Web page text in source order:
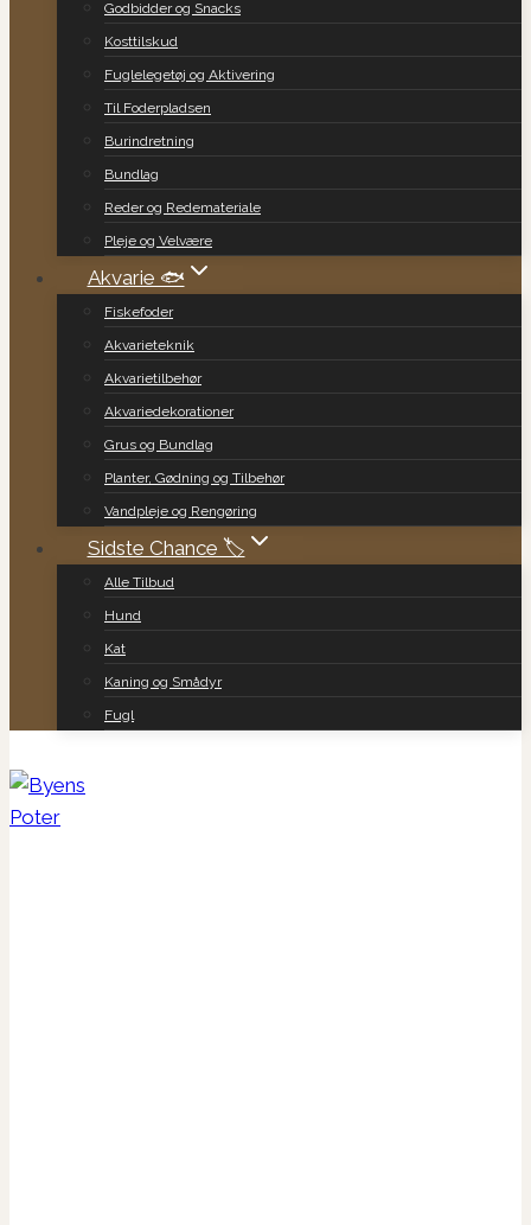
Godbidder og Snacks
Kosttilskud
Fuglelegetøj og Aktivering
Til Foderpladsen
Burindretning
Bundlag
Reder og Redemateriale
Pleje og Velvære
Akvarie 🐟
Fiskefoder
Akvarieteknik
Akvarietilbehør
Akvariedekorationer
Grus og Bundlag
Planter, Gødning og Tilbehør
Vandpleje og Rengøring
Sidste Chance 🏷️
Alle Tilbud
Hund
Kat
Kaning og Smådyr
Fugl